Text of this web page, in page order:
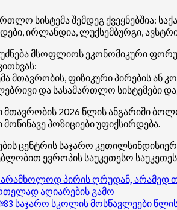
სისტემა შემდეგ ქვეყნებშია:
ირლანდია, ლუქსემბურგი,
მსოფლიოს ეკონომიკური
ფიზიკური პირების ან
და სასამართლო სისტემები
მთავრობის 2026 წლის ანგარიში
პოზიციები უფიქსირდება.
ცენტრის საჯარო
ევროპის საუკეთესო
პირის ღრუდან, არამედ
აღიარების გამო
საჯარო სკოლის მოსწავლეები